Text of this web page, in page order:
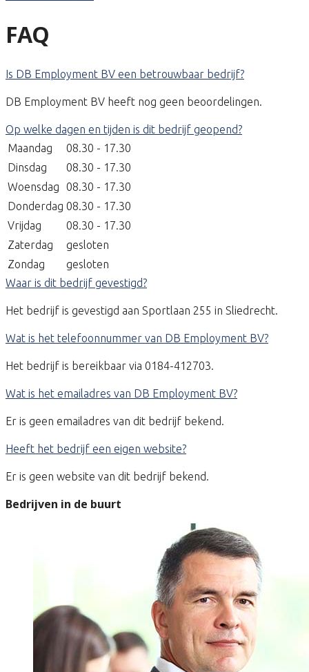
FAQ
Is DB Employment BV een betrouwbaar bedrijf?
DB Employment BV heeft nog geen beoordelingen.
Op welke dagen en tijden is dit bedrijf geopend?
Maandag
08.30 - 17.30
Dinsdag
08.30 - 17.30
Woensdag
08.30 - 17.30
Donderdag 08.30 - 17.30
Vrijdag
08.30 - 17.30
Zaterdag
gesloten
Zondag
gesloten
Waar is dit bedrijf gevestigd?
Het bedrijf is gevestigd aan Sportlaan 255 in Sliedrecht.
Wat is het telefoonnummer van DB Employment BV?
Het bedrijf is bereikbaar via 0184-412703.
Wat is het emailadres van DB Employment BV?
Er is geen emailadres van dit bedrijf bekend.
Heeft het bedrijf een eigen website?
Er is geen website van dit bedrijf bekend.
Bedrijven in de buurt